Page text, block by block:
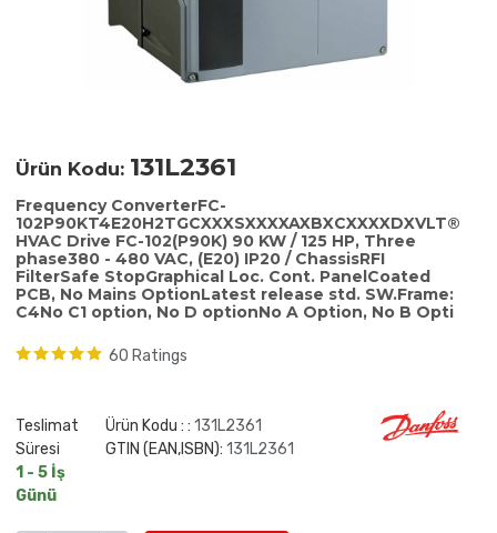
Ürün Kodu: 131L2361
Frequency ConverterFC-
102P90KT4E20H2TGCXXXSXXXXAXBXCXXXXDXVLT®
HVAC Drive FC-102(P90K) 90 KW / 125 HP, Three
phase380 - 480 VAC, (E20) IP20 / ChassisRFI
FilterSafe StopGraphical Loc. Cont. PanelCoated
PCB, No Mains OptionLatest release std. SW.Frame:
C4No C1 option, No D optionNo A Option, No B Opti
60 Ratings
Teslimat
Süresi
1 - 5 İş
Günü
Ürün Kodu : : 131L2361
GTIN (EAN,ISBN): 131L2361